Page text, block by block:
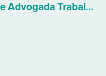
Fernanda Duarte Advogada Trabalhista